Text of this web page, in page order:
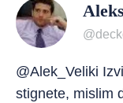
@Alek_Veliki
stignete, mislim